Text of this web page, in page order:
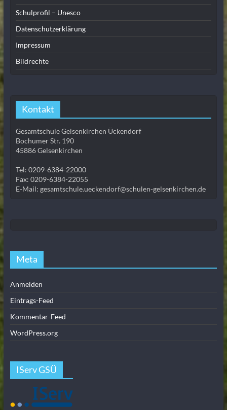
Schulprofil – Unesco
Datenschutzerklärung
Impressum
Bildrechte
Kontakt
Gesamtschule Gelsenkirchen Ückendorf
Bochumer Str. 190
45886 Gelsenkirchen
Tel: 0209-6384-22000
Fax: 0209-6384-22055
E-Mail: gesamtschule.ueckendorf@schulen-gelsenkirchen.de
Meta
Anmelden
Eintrags-Feed
Kommentar-Feed
WordPress.org
IServ GSÜ